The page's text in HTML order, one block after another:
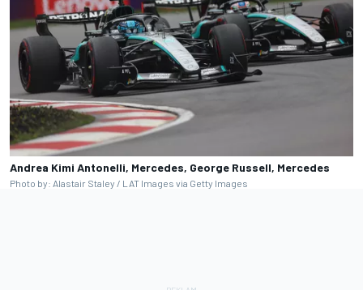
Andrea Kimi Antonelli, Mercedes, George Russell, Mercedes
Photo by: Alastair Staley / LAT Images via Getty Images